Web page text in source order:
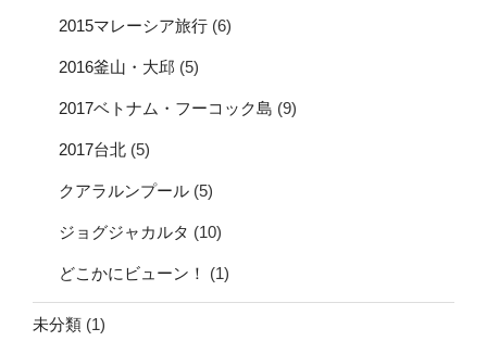
2015マレーシア旅行 (6)
2016釜山・大邱 (5)
2017ベトナム・フーコック島 (9)
2017台北 (5)
クアラルンプール (5)
ジョグジャカルタ (10)
どこかにビューン！ (1)
未分類 (1)